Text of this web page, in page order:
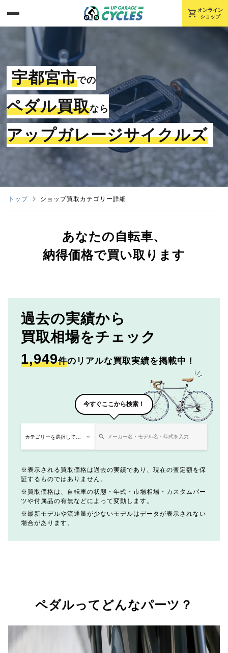
shopping_cart オンライン
ショップ
宇都宮市での
ペダル買取なら
アップガレージサイクルズ
トップ ショップ買取カテゴリー詳細
あなたの自転車、
納得価格で買い取ります
過去の実績から
買取相場をチェック
1,949件のリアルな買取実績を掲載中！
今すぐここから検索！
表示される買取価格は過去の実績であり、現在の査定額を保
証するものではありません。
買取価格は、自転車の状態・年式・市場相場・カスタムパー
ツや付属品の有無などによって変動します。
最新モデルや流通量が少ないモデルはデータが表示されない
場合があります。
ペダルってどんなパーツ？